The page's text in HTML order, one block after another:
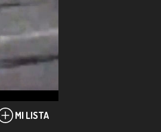
MI LISTA